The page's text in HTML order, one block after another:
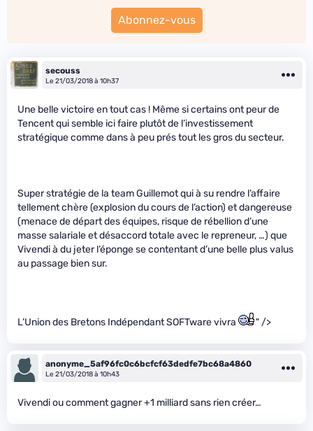
Abonnez-vous
secouss
Le 21/03/2018 à 10h37
Une belle victoire en tout cas ! Même si certains ont peur de
Tencent qui semble ici faire plutôt de l’investissement
stratégique comme dans à peu prés tout les gros du secteur.
Super stratégie de la team Guillemot qui à su rendre l’affaire
tellement chère (explosion du cours de l’action) et dangereuse
(menace de départ des équipes, risque de rébellion d’une
masse salariale et désaccord totale avec le repreneur, …) que
Vivendi à du jeter l’éponge se contentant d’une belle plus valus
au passage bien sur.
L’Union des Bretons Indépendant SOFTware vivra " />
anonyme_5af96fc0c6bcfcf63dedfe7bc68a4860
Le 21/03/2018 à 10h43
Vivendi ou comment gagner +1 milliard sans rien créer…